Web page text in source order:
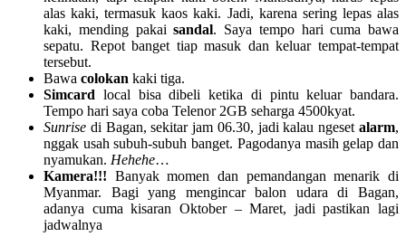
alas kaki, termasuk kaos kaki. Jadi, karena sering lepas alas
kaki, mending pakaisandal. Saya tempo hari cuma bawa
sepatu. Repot banget tiap masuk dan keluar tempat-tempat
tersebut.
Bawa colokan kaki tiga.
Simcard local bisa dibeli ketika di pintu keluar bandara.
Tempo hari saya coba Telenor 2GB seharga 4500kyat.
Sunrise di Bagan, sekitar jam 06.30, jadi kalau ngeset alarm,
nggak usah subuh-subuh banget. Pagodanya masih gelap dan
nyamukan. Hehehe…
Kamera!!! Banyak momen dan pemandangan menarik di
Myanmar. Bagi yang mengincar balon udara di Bagan,
adanya cuma kisaran Oktober – Maret, jadi pastikan lagi
jadwalnya